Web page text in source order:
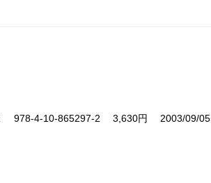
ス 978-4-10-865297-2 3,630円 2003/09/05